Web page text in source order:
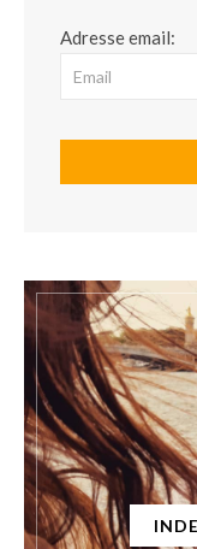
Adresse email: